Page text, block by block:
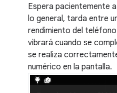
Espera pacientemente
lo general, tarda entre
rendimiento del
vibrará cuando se
se realiza
numérico en la pantalla.